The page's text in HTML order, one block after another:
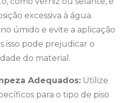
excessiva à água.
úmido e evite a aplicação
isso pode prejudicar o
do material.
Adequados: Utilize
para o tipo de piso